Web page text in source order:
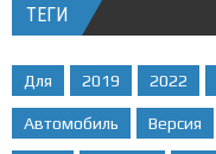
ТЕГИ
Для 2019 2022
Автомобиль Версия